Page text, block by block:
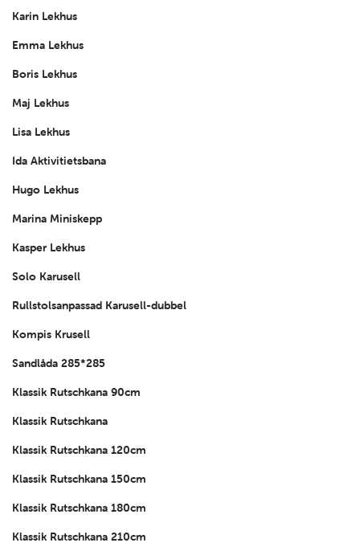
Karin Lekhus
Emma Lekhus
Boris Lekhus
Maj Lekhus
Lisa Lekhus
Ida Aktivitietsbana
Hugo Lekhus
Marina Miniskepp
Kasper Lekhus
Solo Karusell
Rullstolsanpassad Karusell-dubbel
Kompis Krusell
Sandlåda 285*285
Klassik Rutschkana 90cm
Klassik Rutschkana
Klassik Rutschkana 120cm
Klassik Rutschkana 150cm
Klassik Rutschkana 180cm
Klassik Rutschkana 210cm